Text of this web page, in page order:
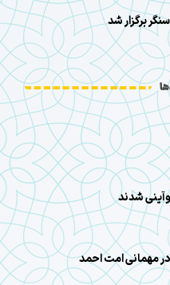
برگزار شد
شدند
مهمانی امت احمد